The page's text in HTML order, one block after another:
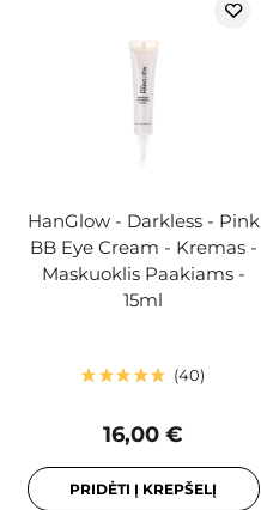
HanGlow - Darkless - Pink
BB Eye Cream - Kremas -
Maskuoklis Paakiams -
15ml
40
16,00 €
PRIDĖTI Į KREPŠELĮ